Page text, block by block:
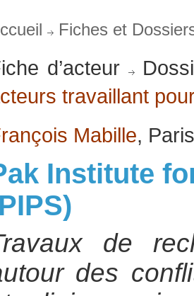
Fiches et
d’acteur
travaillant
Mabille,
Institute
de
des